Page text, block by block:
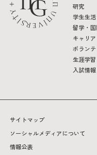
研究
学生生活
留学・
キャリア
ボラン
生涯学
入試情報
サイトマップ
ソーシャルメディアについて
情報公表